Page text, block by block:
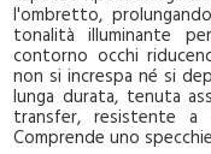
l'ombretto,
tonalità illuminante
contorno occhi
non si increspa né si
lunga durata, tenuta
transfer, resistente
Comprende uno